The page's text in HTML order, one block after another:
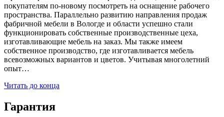
покупателям по-новому посмотреть на оснащение рабочего
пространства. Параллельно развитию направления продаж
фабричной мебели в Вологде и области успешно стали
функционировать собственные производственные цеха,
изготавливающие мебель на заказ. Мы также имеем
собственное производство, где изготавливается мебель
всевозможных вариантов и цветов. Учитывая многолетний
опыт…
Читать до конца
Гарантия